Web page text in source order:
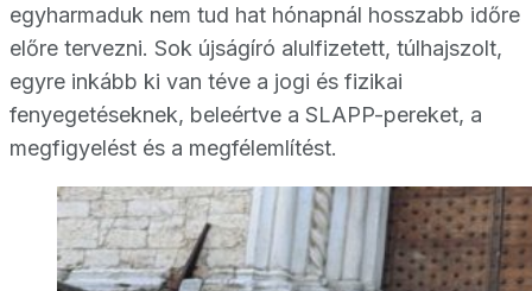
egyharmaduk nem tud hat hónapnál hosszabb időre
előre tervezni. Sok újságíró alulfizetett, túlhajszolt,
egyre inkább ki van téve a jogi és fizikai
fenyegetéseknek, beleértve a SLAPP-pereket, a
megfigyelést és a megfélemlítést.